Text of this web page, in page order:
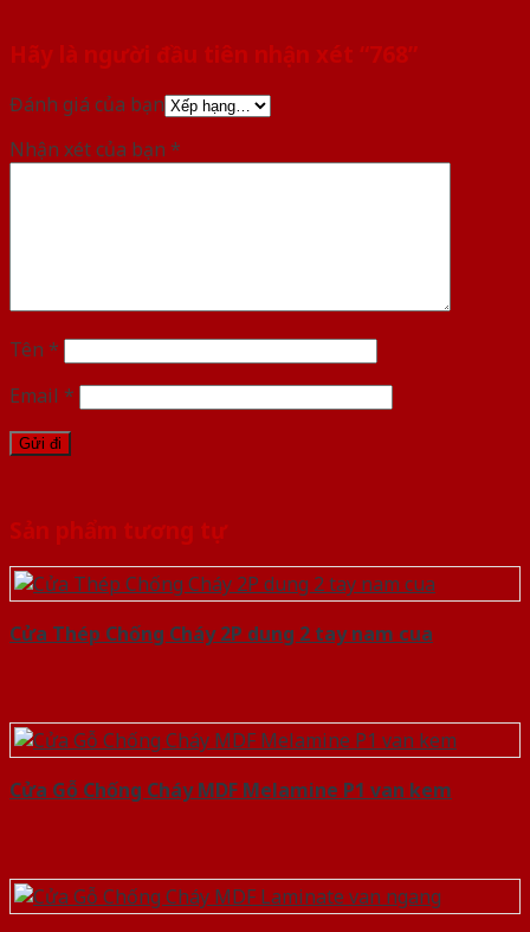
Hãy là người đầu tiên nhận xét “768”
Đánh giá của bạn
Nhận xét của bạn *
Tên *
Email *
Sản phẩm tương tự
Cửa Thép Chống Cháy 2P dung 2 tay nam cua
Cửa Gỗ Chống Cháy MDF Melamine P1 van kem